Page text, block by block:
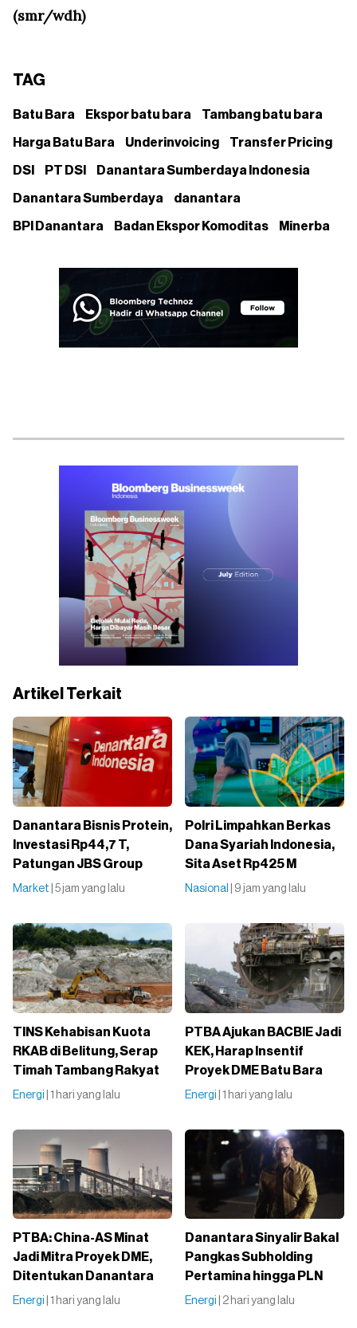
(smr/wdh)
TAG
Batu Bara Ekspor batu bara Tambang batu bara
Harga Batu Bara Underinvoicing Transfer Pricing
DSI PT DSI Danantara Sumberdaya Indonesia
Danantara Sumberdaya danantara
BPI Danantara Badan Ekspor Komoditas Minerba
Artikel Terkait
Danantara Bisnis Protein,
Investasi Rp44,7 T,
Patungan JBS Group
Market | 5 jam yang lalu
Polri Limpahkan Berkas
Dana Syariah Indonesia,
Sita Aset Rp425 M
Nasional | 9 jam yang lalu
TINS Kehabisan Kuota
RKAB di Belitung, Serap
Timah Tambang Rakyat
Energi | 1 hari yang lalu
PTBA Ajukan BACBIE Jadi
KEK, Harap Insentif
Proyek DME Batu Bara
Energi | 1 hari yang lalu
PTBA: China-AS Minat
Jadi Mitra Proyek DME,
Ditentukan Danantara
Energi | 1 hari yang lalu
Danantara Sinyalir Bakal
Pangkas Subholding
Pertamina hingga PLN
Energi | 2 hari yang lalu